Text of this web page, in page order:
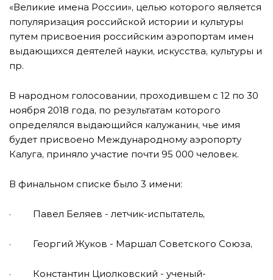
«Великие имена России», целью которого является
популяризация российской истории и культуры
путем присвоения российским аэропортам имен
выдающихся деятелей науки, искусства, культуры и
пр.
В народном голосовании, проходившем с 12 по 30
ноября 2018 года, по результатам которого
определялся выдающийся калужанин, чье имя
будет присвоено Международному аэропорту
Калуга, приняло участие почти 95 000 человек.
В финальном списке было 3 имени:
· Павел Беляев - летчик-испытатель,
· Георгий Жуков - Маршал Советского Союза,
· Константин Циолковский - ученый-